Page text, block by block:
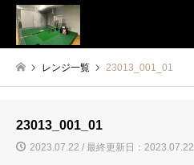
レンジ一覧 23013_001_01
23013_001_01
2023.07.22 / 最終更新日：2023.07.22